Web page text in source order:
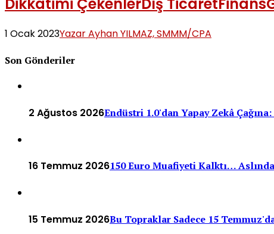
1 Ocak 2023Yazar Ayhan YILMAZ, SMMM/CPA
Son Gönderiler
2 Ağustos 2026Endüstri 1.0'dan Yapay Zekâ
16 Temmuz 2026150 Euro Muafiyeti Kalktı…
15 Temmuz 2026Bu Topraklar Sadece 15